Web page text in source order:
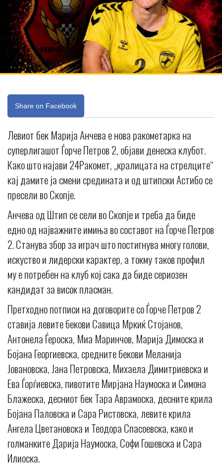
Share on Facebook
Левиот бек Марија Анчева е нова ракометарка на
суперлигашот Ѓорче Петров 2, објави денеска клубот.
Како што најави 24Ракомет, „кралицата на стрелците“
кај дамите ја смени средината и од штипски Астибо се
пресели во Скопје.
Анчева од Штип се сели во Скопје и треба да биде
едно од најважните имиња во составот на Ѓорче Петров
2. Станува збор за играч што постигнува многу голови,
искуство и лидерски карактер, а токму таков профил
му е потребен на клуб кој сака да биде сериозен
кандидат за висок пласман.
Претходно потписи на договорите со Ѓорче Петров 2
ставија левите бекови Савица Мркиќ Стојанов,
Антонела Ѓероска, Миа Маринчов, Марија Димоска и
Бојана Георгиевска, средните бекови Меланија
Јовановска, Jана Петровска, Михаела Димитриевска и
Ева Ѓорѓиевска, пивотите Мирјана Наумоска и Симона
Блажеска, десниот бек Тара Аврамоска, десните крила
Бојана Паловска и Сара Ристовска, левите крила
Ангела Цветановска и Теодора Спасоевска, како и
голманките Дарија Наумоска, Софи Гошевска и Сара
Илиоска.